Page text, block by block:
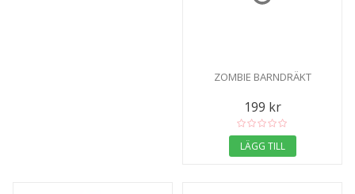
ZOMBIE BARNDRÄKT
199 kr
LÄGG TILL